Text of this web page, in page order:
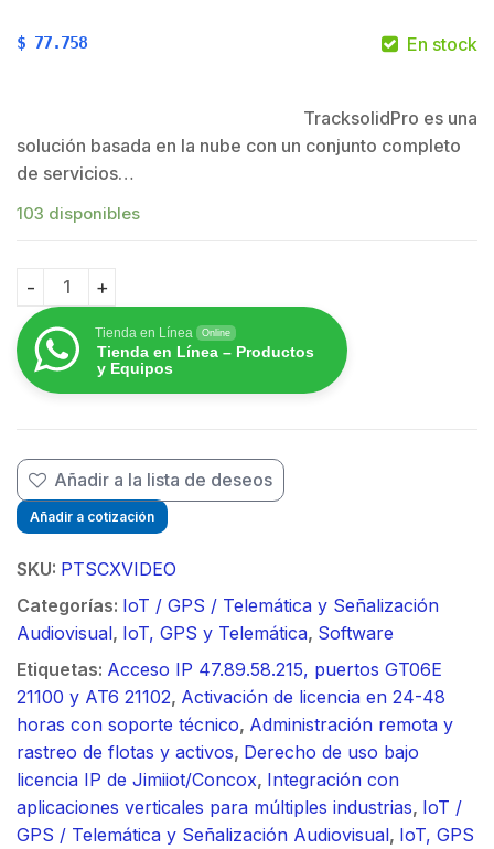
$ 77.758 En stock
TracksolidPro es una
solución basada en la nube con un conjunto completo
de servicios…
103 disponibles
Primer año de licencia de video en plataforma
Tienda en Línea Online
Tienda en Línea – Productos
y Equipos
Añadir a la lista de deseos
Añadir a cotización
SKU: PTSCXVIDEO
Categorías: IoT / GPS / Telemática y Señalización
Audiovisual, IoT, GPS y Telemática, Software
Etiquetas: Acceso IP 47.89.58.215, puertos GT06E
21100 y AT6 21102, Activación de licencia en 24-48
horas con soporte técnico, Administración remota y
rastreo de flotas y activos, Derecho de uso bajo
licencia IP de Jimiiot/Concox, Integración con
aplicaciones verticales para múltiples industrias, IoT /
GPS / Telemática y Señalización Audiovisual, IoT, GPS